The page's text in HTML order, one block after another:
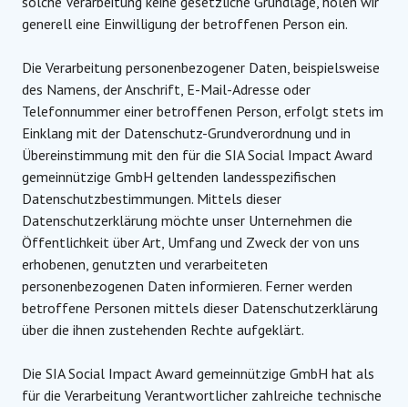
generell eine Einwilligung der betroffenen Person ein.
Die Verarbeitung personenbezogener Daten, beispielsweise
des Namens, der Anschrift, E-Mail-Adresse oder
Telefonnummer einer betroffenen Person, erfolgt stets im
Einklang mit der Datenschutz-Grundverordnung und in
Übereinstimmung mit den für die SIA Social Impact Award
gemeinnützige GmbH geltenden landesspezifischen
Datenschutzbestimmungen. Mittels dieser
Datenschutzerklärung möchte unser Unternehmen die
Öffentlichkeit über Art, Umfang und Zweck der von uns
erhobenen, genutzten und verarbeiteten
personenbezogenen Daten informieren. Ferner werden
betroffene Personen mittels dieser Datenschutzerklärung
über die ihnen zustehenden Rechte aufgeklärt.
Die SIA Social Impact Award gemeinnützige GmbH hat als
für die Verarbeitung Verantwortlicher zahlreiche technische